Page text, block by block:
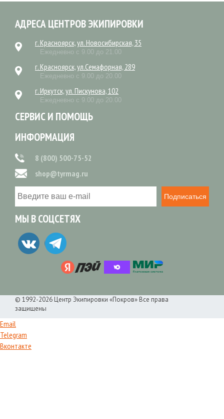
АДРЕСА ЦЕНТРОВ ЭКИПИРОВКИ
г. Красноярск, ул. Новосибирская, 35
Ежедневно с 9.00 до 21.00
г. Красноярск, ул.Семафорная, 289
Ежедневно с 9.00 до 20.00
г. Иркутск, ул. Пискунова, 102
Ежедневно с 9.00 до 20.00
СЕРВИС И ПОМОЩЬ
ИНФОРМАЦИЯ
8 (800) 500-75-52
shop@tyrmag.ru
Подписаться
МЫ В СОЦСЕТЯХ
© 1992-2026 Центр Экипировки «Покров» Все права
защищены
Email
Telegram
Вконтакте